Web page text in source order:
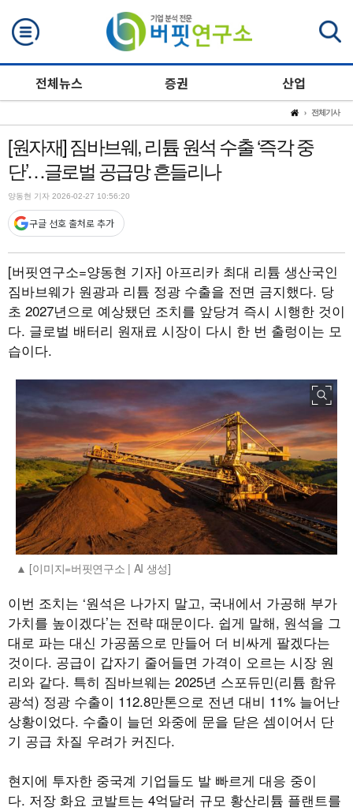
전체뉴스 증권 산업
전체기사
[원자재] 짐바브웨, 리튬 원석 수출 ‘즉각 중
단’…글로벌 공급망 흔들리나
양동현 기자 2026-02-27 10:56:20
구글 선호 출처로 추가
[버핏연구소=양동현 기자] 아프리카 최대 리튬 생산국인
짐바브웨가 원광과 리튬 정광 수출을 전면 금지했다. 당
초 2027년으로 예상됐던 조치를 앞당겨 즉시 시행한 것이
다. 글로벌 배터리 원재료 시장이 다시 한 번 출렁이는 모
습이다.
[이미지=버핏연구소 | AI 생성]
이번 조치는 ‘원석은 나가지 말고, 국내에서 가공해 부가
가치를 높이겠다’는 전략 때문이다. 쉽게 말해, 원석을 그
대로 파는 대신 가공품으로 만들어 더 비싸게 팔겠다는
것이다. 공급이 갑자기 줄어들면 가격이 오르는 시장 원
리와 같다. 특히 짐바브웨는 2025년 스포듀민(리튬 함유
광석) 정광 수출이 112.8만톤으로 전년 대비 11% 늘어난
상황이었다. 수출이 늘던 와중에 문을 닫은 셈이어서 단
기 공급 차질 우려가 커진다.
현지에 투자한 중국계 기업들도 발 빠르게 대응 중이
다. 저장 화요 코발트는 4억달러 규모 황산리튬 플랜트를
검색